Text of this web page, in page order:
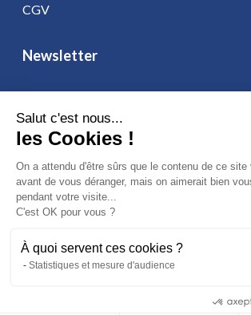
CGV
Newsletter
Vous affirmez avoir pris connaissance de
. Vous disposez d'un droit
d'opposition.
Suivez-nous
Salut c'est nous...
les Cookies !
On a attendu d'être sûrs que le contenu de ce site
avant de vous déranger, mais on aimerait bien
pendant votre visite...
C'est OK pour vous ?
À quoi servent ces cookies ?
Statistiques et mesure d'audience